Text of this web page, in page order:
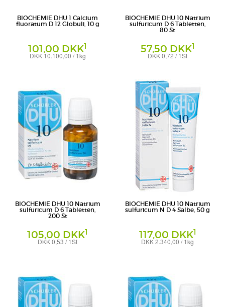
BIOCHEMIE DHU 1 Calcium
fluoratum D 12 Globuli, 10 g
101,00 DKK1
DKK 10.100,00 / 1kg
BIOCHEMIE DHU 10 Natrium
sulfuricum D 6 Tabletten,
80 St
57,50 DKK1
DKK 0,72 / 1St
BIOCHEMIE DHU 10 Natrium
sulfuricum D 6 Tabletten,
200 St
105,00 DKK1
DKK 0,53 / 1St
BIOCHEMIE DHU 10 Natrium
sulfuricum N D 4 Salbe, 50 g
117,00 DKK1
DKK 2.340,00 / 1kg